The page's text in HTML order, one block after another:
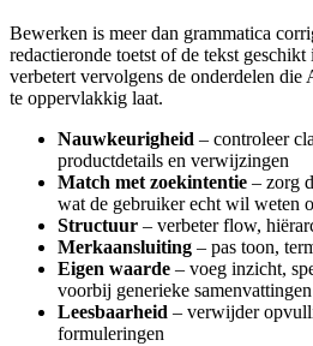
Bewerken is meer dan grammatica
redactieronde toetst of de tekst
verbetert vervolgens de onderdelen
te oppervlakkig laat.
Nauwkeurigheid – controleer
productdetails en verwijzingen
Match met zoekintentie – zorg
wat de gebruiker echt wil weten
Structuur – verbeter flow,
Merkaansluiting – pas toon,
Eigen waarde – voeg inzicht,
voorbij generieke samenvattingen
Leesbaarheid – verwijder
formuleringen